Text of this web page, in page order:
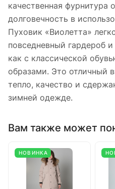
качественная фурнитура
долговечность в
Пуховик «Виолетта»
повседневный гардероб
как с классической
образами. Это отличный
тепло, качество и
зимней одежде.
Вам также может
НОВИНКА